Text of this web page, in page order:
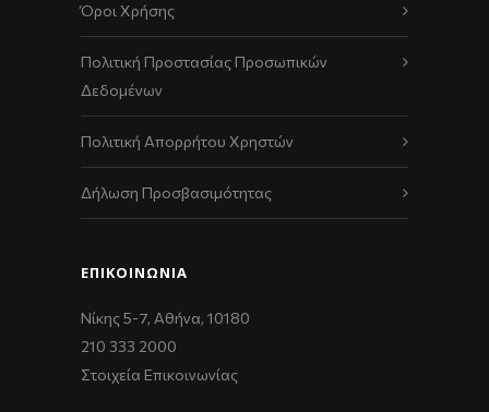
Όροι Χρήσης
Πολιτική Προστασίας Προσωπικών
Δεδομένων
Πολιτική Απορρήτου Χρηστών
Δήλωση Προσβασιμότητας
ΕΠΙΚΟΙΝΩΝΊΑ
Νίκης 5-7, Αθήνα, 10180
210 333 2000
Στοιχεία Επικοινωνίας